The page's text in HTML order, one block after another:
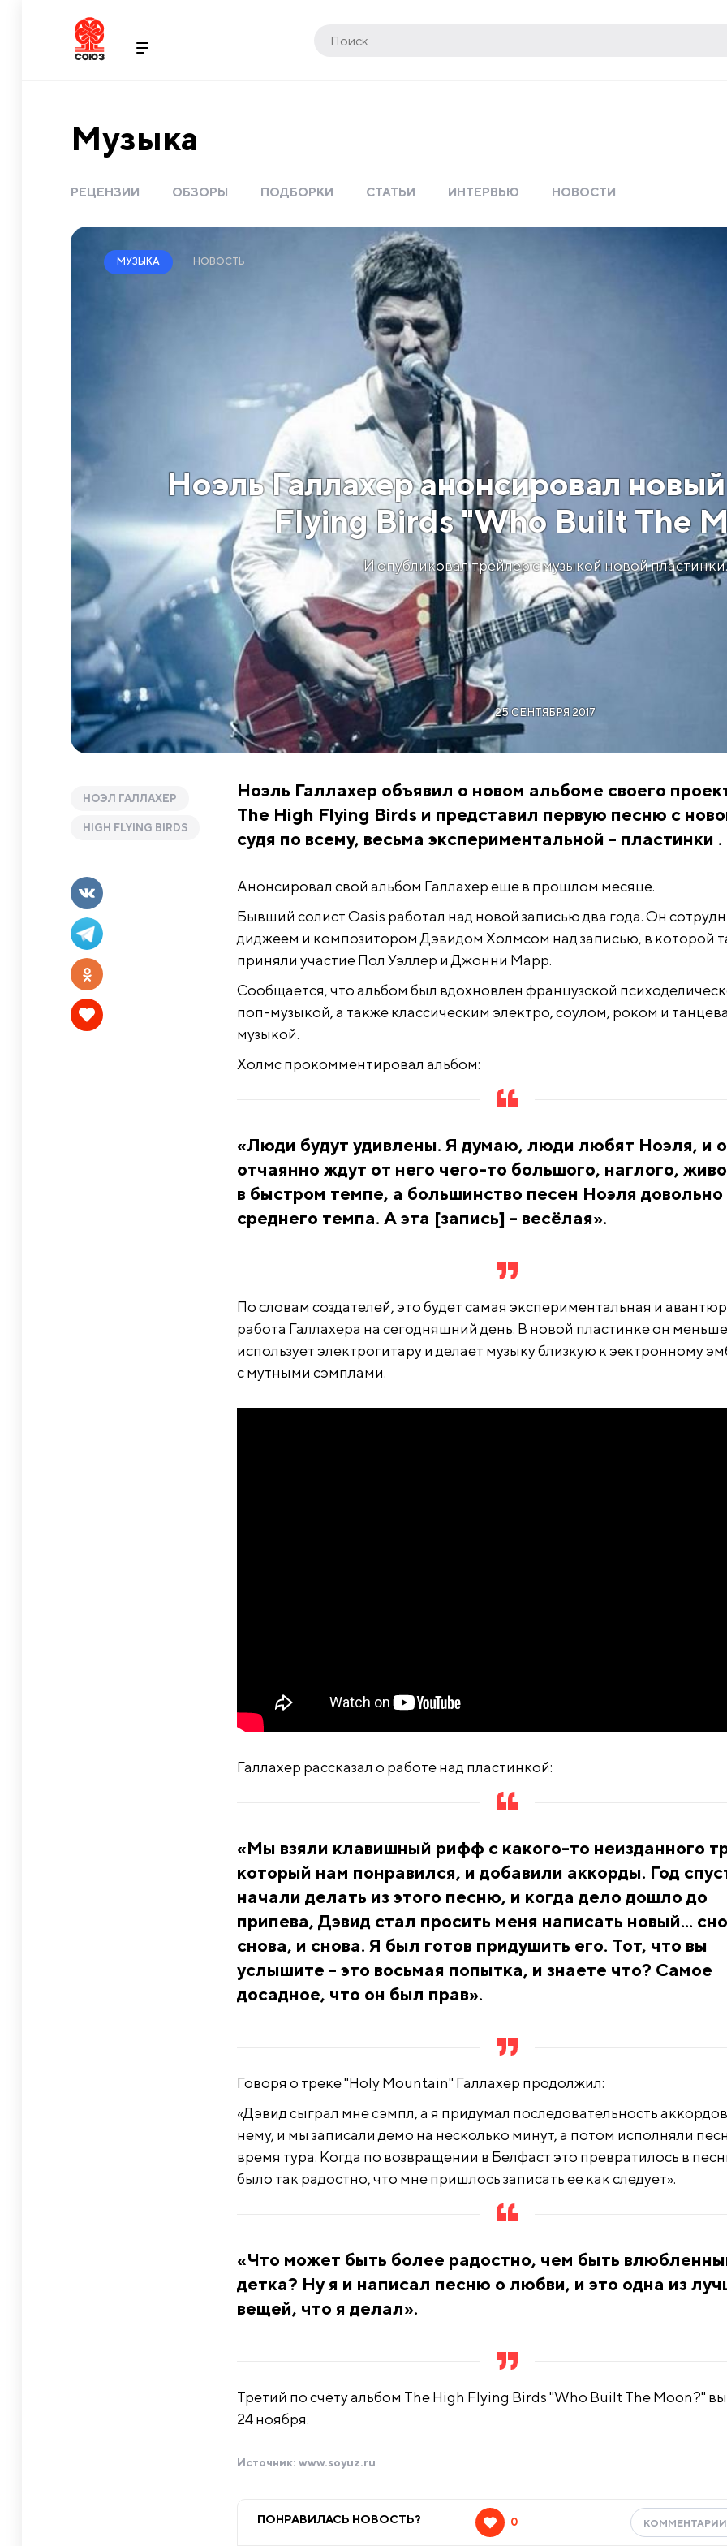
Музыка
РЕЦЕНЗИИ ОБЗОРЫ ПОДБОРКИ СТАТЬИ ИНТЕРВЬЮ НОВОСТИ
Ноэль Галлахер анонсировал
Flying Birds "Who Built The
И опубликовал трейлер с музыкой новой пластинки.
МУЗЫКА НОВОСТЬ
25 СЕНТЯБРЯ 2017
НОЭЛ ГАЛЛАХЕР
HIGH FLYING BIRDS
Ноэль Галлахер объявил о новом альбоме своего
The High Flying Birds и представил первую песню с
судя по всему, весьма экспериментальной - пластинки .
Анонсировал свой альбом Галлахер еще в прошлом месяце.
Бывший солист Oasis работал над новой записью два года. Он
диджеем и композитором Дэвидом Холмсом над записью, в которой
приняли участие Пол Уэллер и Джонни Марр.
Сообщается, что альбом был вдохновлен французской
поп-музыкой, а также классическим электро, соулом, роком и
музыкой.
Холмс прокомментировал альбом:
«Люди будут удивлены. Я думаю, люди любят Ноэля, и
отчаянно ждут от него чего-то большого, наглого,
в быстром темпе, а большинство песен Ноэля довольно
среднего темпа. А эта [запись] - весёлая».
По словам создателей, это будет самая экспериментальная и
работа Галлахера на сегодняшний день. В новой пластинке он меньше
использует электрогитару и делает музыку близкую к эектронному
с мутными сэмплами.
Галлахер рассказал о работе над пластинкой:
«Мы взяли клавишный рифф с какого-то неизданного
который нам понравился, и добавили аккорды. Год
начали делать из этого песню, и когда дело дошло до
припева, Дэвид стал просить меня написать новый...
снова, и снова. Я был готов придушить его. Тот, что вы
услышите - это восьмая попытка, и знаете что? Самое
досадное, что он был прав».
Говоря о треке "Holy Mountain" Галлахер продолжил:
«Дэвид сыграл мне сэмпл, а я придумал последовательность
нему, и мы записали демо на несколько минут, а потом исполняли
время тура. Когда по возвращении в Белфаст это превратилось в
было так радостно, что мне пришлось записать ее как следует».
«Что может быть более радостно, чем быть
детка? Ну я и написал песню о любви, и это одна из
вещей, что я делал».
Третий по счёту альбом The High Flying Birds "Who Built The Moon?"
24 ноября.
Источник: www.soyuz.ru
ПОНРАВИЛАСЬ НОВОСТЬ? 0